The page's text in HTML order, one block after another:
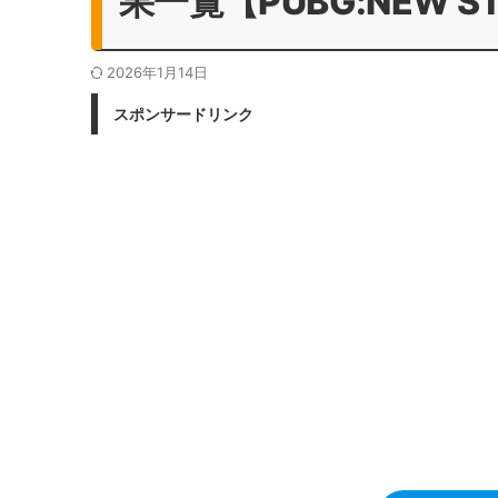
2026年1月14日
スポンサードリンク